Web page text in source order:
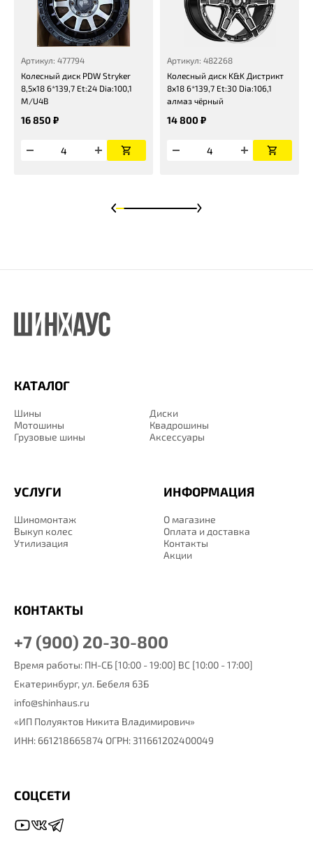
Артикул: 477794
Колесный диск PDW Stryker
8,5x18 6*139,7 Et:24 Dia:100,1
M/U4B
16 850 ₽
Артикул: 482268
Колесный диск K&K Дистрикт
8x18 6*139,7 Et:30 Dia:106,1
алмаз чёрный
14 800 ₽
КАТАЛОГ
Шины
Диски
Мотошины
Квадрошины
Грузовые шины
Аксессуары
ИНФОРМАЦИЯ
О магазине
Оплата и доставка
Контакты
Акции
УСЛУГИ
Шиномонтаж
Выкуп колес
Утилизация
КОНТАКТЫ
+7 (900) 20-30-800
Время работы: ПН-СБ [10:00 - 19:00] ВС [10:00 - 17:00]
Екатеринбург, ул. Бебеля 63Б
info@shinhaus.ru
«ИП Полуяктов Никита Владимирович»
ИНН: 661218665874 ОГРН: 311661202400049
СОЦСЕТИ